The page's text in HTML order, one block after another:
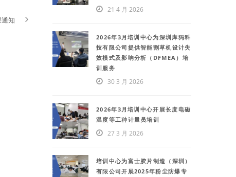
知
21 4 月 2026
2026年3月培训中心为深圳库犸科
技有限公司提供智能割草机设计失
效模式及影响分析（DFMEA）培
训服务
30 3 月 2026
2026年3月培训中心开展长度电磁
温度等工种计量员培训
27 3 月 2026
培训中心为富士胶片制造（深圳）
有限公司开展2025年粉尘防爆专